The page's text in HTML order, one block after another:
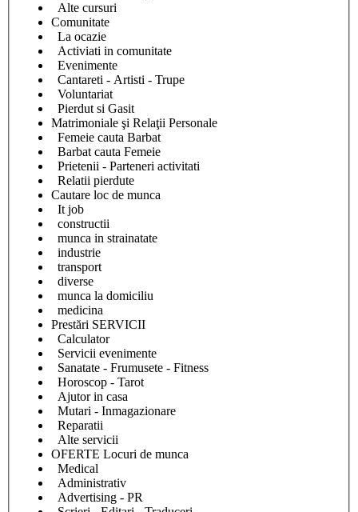
Alte cursuri
Comunitate
La ocazie
Activiati in comunitate
Evenimente
Cantareti - Artisti - Trupe
Voluntariat
Pierdut si Gasit
Matrimoniale şi Relaţii Personale
Femeie cauta Barbat
Barbat cauta Femeie
Prietenii - Parteneri activitati
Relatii pierdute
Cautare loc de munca
It job
constructii
munca in strainatate
industrie
transport
diverse
munca la domiciliu
medicina
Prestări SERVICII
Calculator
Servicii evenimente
Sanatate - Frumusete - Fitness
Horoscop - Tarot
Ajutor in casa
Mutari - Inmagazionare
Reparatii
Alte servicii
OFERTE Locuri de munca
Medical
Administrativ
Advertising - PR